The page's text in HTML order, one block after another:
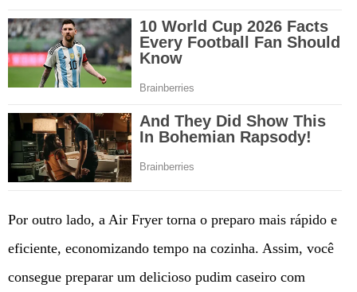
Por outro lado, a Air Fryer torna o preparo mais rápido e
eficiente, economizando tempo na cozinha. Assim, você
consegue preparar um delicioso pudim caseiro com